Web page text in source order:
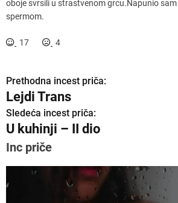
oboje svrsili u strastvenom grcu.Napunio
spermom.
17 4
K
r
e
t
Prethodna incest priča:
Lejdi Trans
Sledeća incest priča:
U kuhinji – II dio
Inc priče